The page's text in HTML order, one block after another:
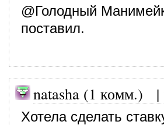
@Голодный
поставил.
natasha (1 комм.) |
Хотела сделать